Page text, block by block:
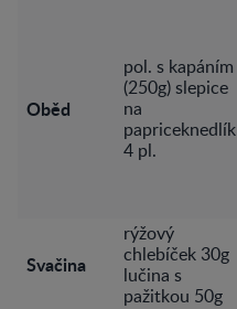
Oběd
pol. s kapáním
(250g) slepice
na
papriceknedlík
4 pl.
Svačina
rýžový
chlebíček 30g
lučina s
pažitkou 50g